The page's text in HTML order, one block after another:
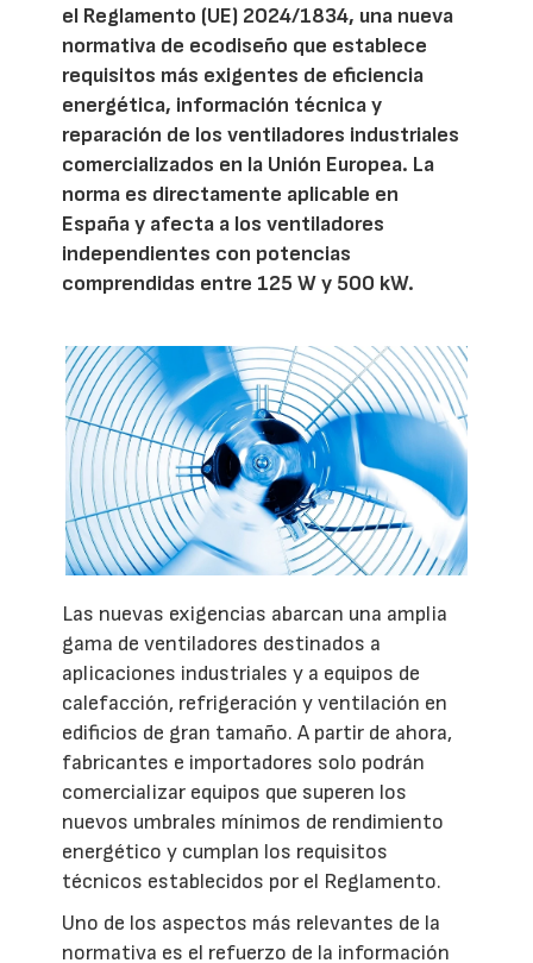
el Reglamento (UE) 2024/1834, una nueva
normativa de ecodiseño que establece
requisitos más exigentes de eficiencia
energética, información técnica y
reparación de los ventiladores industriales
comercializados en la Unión Europea. La
norma es directamente aplicable en
España y afecta a los ventiladores
independientes con potencias
comprendidas entre 125 W y 500 kW.
Las nuevas exigencias abarcan una amplia
gama de ventiladores destinados a
aplicaciones industriales y a equipos de
calefacción, refrigeración y ventilación en
edificios de gran tamaño. A partir de ahora,
fabricantes e importadores solo podrán
comercializar equipos que superen los
nuevos umbrales mínimos de rendimiento
energético y cumplan los requisitos
técnicos establecidos por el Reglamento.
Uno de los aspectos más relevantes de la
normativa es el refuerzo de la información